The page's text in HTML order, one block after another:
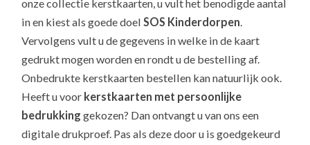
onze collectie kerstkaarten, u vult het benodigde aantal
in en kiest als goede doelSOS Kinderdorpen.
Vervolgens vult u de gegevens in welke in de kaart
gedrukt mogen worden en rondt u de bestelling af.
Onbedrukte kerstkaarten bestellen kan natuurlijk ook.
Heeft u voor kerstkaarten met persoonlijke
bedrukking gekozen? Dan ontvangt u van ons een
digitale drukproef. Pas als deze door u is goedgekeurd